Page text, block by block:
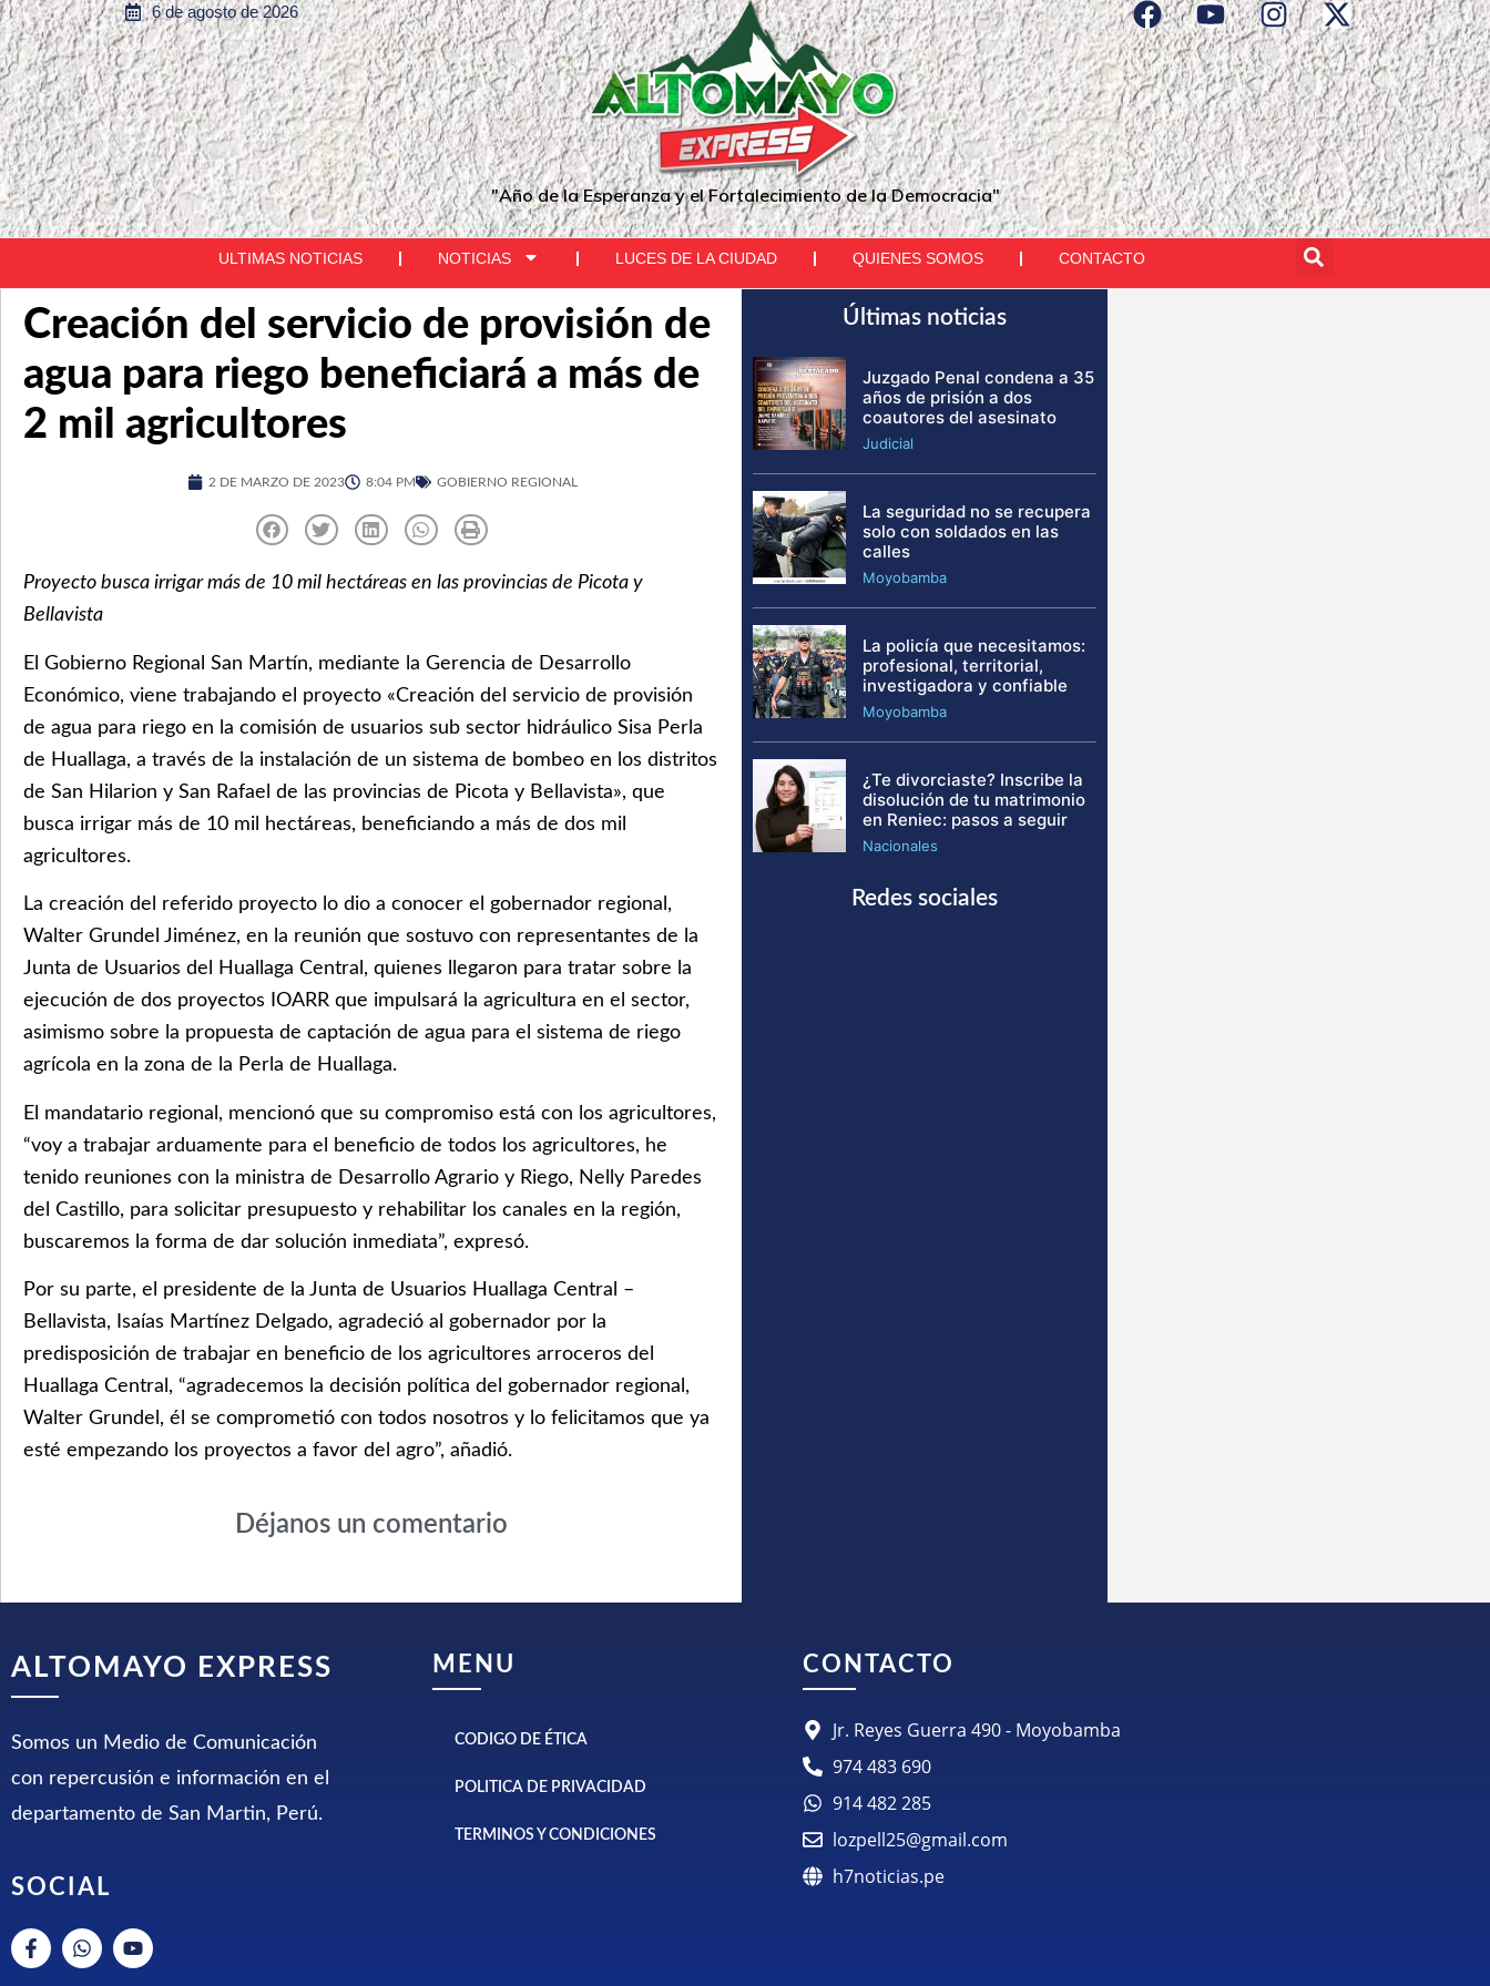
6 de agosto de 2026
"Año de la Esperanza y el Fortalecimiento de la Democracia"
ULTIMAS NOTICIAS NOTICIAS LUCES DE LA CIUDAD QUIENES SOMOS CONTACTO
Creación del servicio de provisión de
agua para riego beneficiará a más de
2 mil agricultores
2 DE MARZO DE 2023 8:04 PM GOBIERNO REGIONAL
Proyecto busca irrigar más de 10 mil hectáreas en las provincias de Picota y
Bellavista
El Gobierno Regional San Martín, mediante la Gerencia de Desarrollo
Económico, viene trabajando el proyecto «Creación del servicio de provisión
de agua para riego en la comisión de usuarios sub sector hidráulico Sisa Perla
de Huallaga, a través de la instalación de un sistema de bombeo en los distritos
de San Hilarion y San Rafael de las provincias de Picota y Bellavista», que
busca irrigar más de 10 mil hectáreas, beneficiando a más de dos mil
agricultores.
La creación del referido proyecto lo dio a conocer el gobernador regional,
Walter Grundel Jiménez, en la reunión que sostuvo con representantes de la
Junta de Usuarios del Huallaga Central, quienes llegaron para tratar sobre la
ejecución de dos proyectos IOARR que impulsará la agricultura en el sector,
asimismo sobre la propuesta de captación de agua para el sistema de riego
agrícola en la zona de la Perla de Huallaga.
El mandatario regional, mencionó que su compromiso está con los agricultores,
“voy a trabajar arduamente para el beneficio de todos los agricultores, he
tenido reuniones con la ministra de Desarrollo Agrario y Riego, Nelly Paredes
del Castillo, para solicitar presupuesto y rehabilitar los canales en la región,
buscaremos la forma de dar solución inmediata”, expresó.
Por su parte, el presidente de la Junta de Usuarios Huallaga Central –
Bellavista, Isaías Martínez Delgado, agradeció al gobernador por la
predisposición de trabajar en beneficio de los agricultores arroceros del
Huallaga Central, “agradecemos la decisión política del gobernador regional,
Walter Grundel, él se comprometió con todos nosotros y lo felicitamos que ya
esté empezando los proyectos a favor del agro”, añadió.
Déjanos un comentario
Últimas noticias
Juzgado Penal condena a 35
años de prisión a dos
coautores del asesinato
Judicial
La seguridad no se recupera
solo con soldados en las
calles
Moyobamba
La policía que necesitamos:
profesional, territorial,
investigadora y confiable
Moyobamba
¿Te divorciaste? Inscribe la
disolución de tu matrimonio
en Reniec: pasos a seguir
Nacionales
Redes sociales
ALTOMAYO EXPRESS
Somos un Medio de Comunicación
con repercusión e información en el
departamento de San Martin, Perú.
SOCIAL
MENU
CODIGO DE ÉTICA
POLITICA DE PRIVACIDAD
TERMINOS Y CONDICIONES
CONTACTO
Jr. Reyes Guerra 490 - Moyobamba
974 483 690
914 482 285
lozpell25@gmail.com
h7noticias.pe